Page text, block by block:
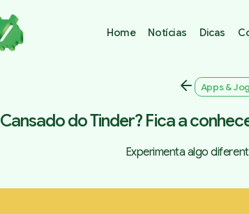
Home Notícias Dicas
Apps &
Cansado do Tinder? Fica a
Experimenta algo